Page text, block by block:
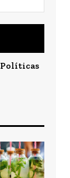
Políticas